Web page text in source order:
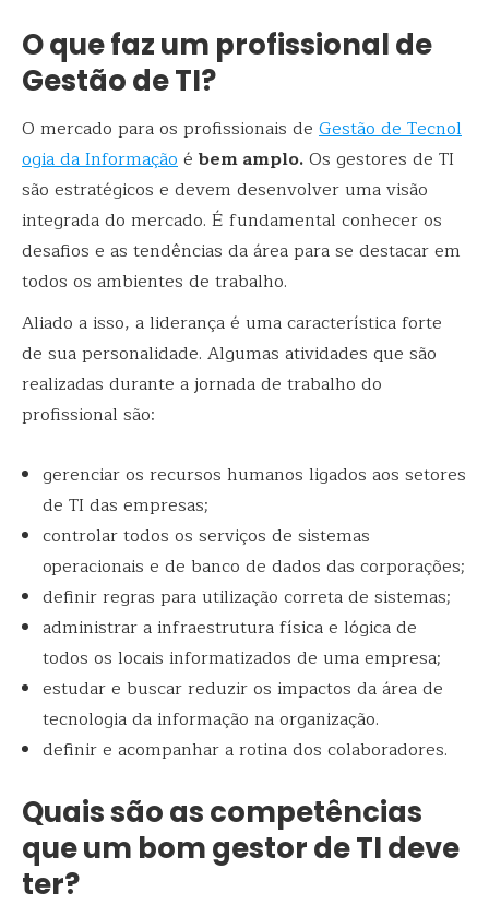
O que faz um profissional de
Gestão de TI?
O mercado para os profissionais de Gestão de Tecnol
ogia da Informaçãoé bem amplo.Os gestores de TI
são estratégicos e devem desenvolver uma visão
integrada do mercado. É fundamental conhecer os
desafios e as tendências da área para se destacar em
todos os ambientes de trabalho.
Aliado a isso, a liderança é uma característica forte
de sua personalidade. Algumas atividades que são
realizadas durante a jornada de trabalho do
profissional são:
gerenciar os recursos humanos ligados aos setores
de TI das empresas;
controlar todos os serviços de sistemas
operacionais e de banco de dados das corporações;
definir regras para utilização correta de sistemas;
administrar a infraestrutura física e lógica de
todos os locais informatizados de uma empresa;
estudar e buscar reduzir os impactos da área de
tecnologia da informação na organização.
definir e acompanhar a rotina dos colaboradores.
Quais são as competências
que um bom gestor de TI deve
ter?